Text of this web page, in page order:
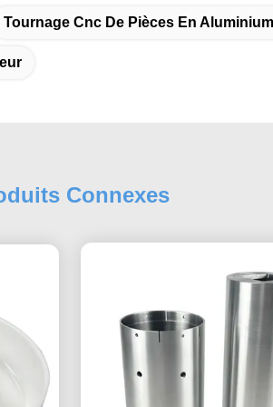
Tournage Cnc De Pièces En Aluminium
Connexes